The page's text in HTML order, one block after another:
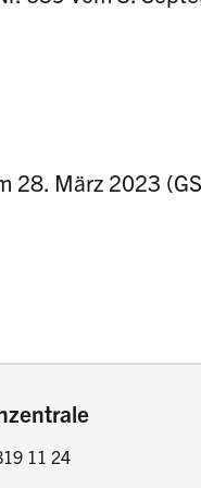
28. März 2023
11 24